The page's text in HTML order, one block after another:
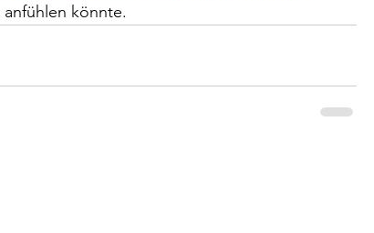
könnte.